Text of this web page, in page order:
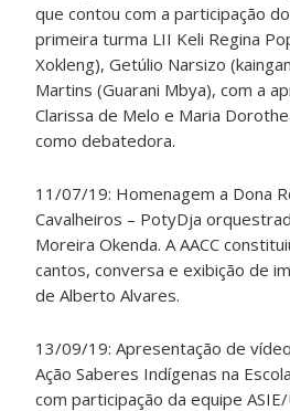
que contou com a participação
primeira turma LII Keli Regina
Xokleng), Getúlio Narsizo
Martins (Guarani Mbya), com a
Clarissa de Melo e Maria
como debatedora.
11/07/19: Homenagem a Dona
Cavalheiros – PotyDja
Moreira Okenda. A AACC
cantos, conversa e exibição de
de Alberto Alvares.
13/09/19: Apresentação de
Ação Saberes Indígenas na
com participação da equipe ASIE/